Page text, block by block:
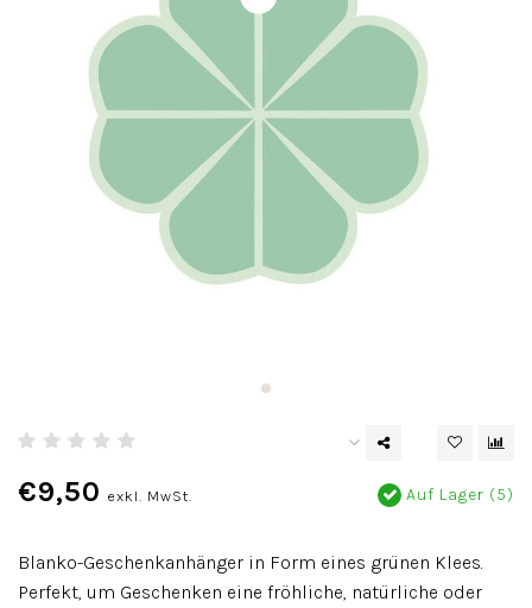
€9,50 exkl. MwSt. Auf Lager (5)
Blanko-Geschenkanhänger in Form eines grünen Klees.
Perfekt, um Geschenken eine fröhliche, natürliche oder